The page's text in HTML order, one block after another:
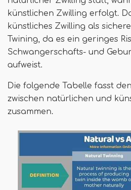
künstlichen Zwilling erfolgt.
künstliches Zwilling als
Twining, da es ein geringes
Schwangerschafts- und
aufweist.
Die folgende Tabelle fasst
zwischen natürlichen und
zusammen.